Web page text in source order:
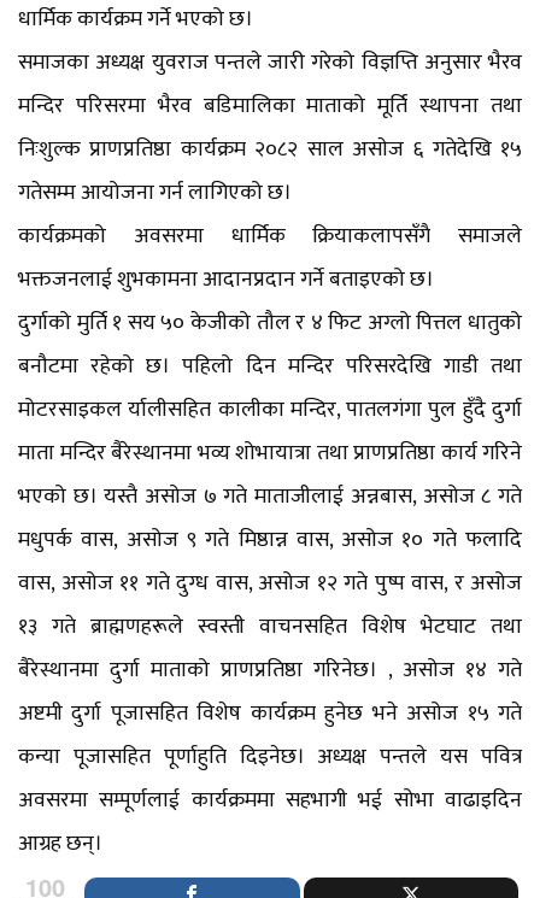
धार्मिक कार्यक्रम गर्ने भएको छ।
समाजका अध्यक्ष युवराज पन्तले जारी गरेको विज्ञप्ति अनुसार भैरव
मन्दिर परिसरमा भैरव बडिमालिका माताको मूर्ति स्थापना तथा
निःशुल्क प्राणप्रतिष्ठा कार्यक्रम २०८२ साल असाेज ६ गतेदेखि १५
गतेसम्म आयोजना गर्न लागिएको छ।
कार्यक्रमको अवसरमा धार्मिक क्रियाकलापसँगै समाजले
भक्तजनलाई शुभकामना आदानप्रदान गर्ने बताइएको छ।
दुर्गाको मुर्ति १ सय ५० केजीको तौल र ४ फिट अग्लो पित्तल धातुको
बनौटमा रहेको छ। पहिलो दिन मन्दिर परिसरदेखि गाडी तथा
मोटरसाइकल र्यालीसहित कालीका मन्दिर, पातलगंगा पुल हुँदै दुर्गा
माता मन्दिर बैरेस्थानमा भव्य शोभायात्रा तथा प्राणप्रतिष्ठा कार्य गरिने
भएको छ। यस्तै असोज ७ गते माताजीलाई अन्नबास, असोज ८ गते
मधुपर्क वास, असोज ९ गते मिष्ठान्न वास, असोज १० गते फलादि
वास, असोज ११ गते दुग्ध वास, असोज १२ गते पुष्प वास, र असोज
१३ गते ब्राह्मणहरूले स्वस्ती वाचनसहित विशेष भेटघाट तथा
बैरेस्थानमा दुर्गा माताको प्राणप्रतिष्ठा गरिनेछ। , असोज १४ गते
अष्टमी दुर्गा पूजासहित विशेष कार्यक्रम हुनेछ भने असोज १५ गते
कन्या पूजासहित पूर्णाहुति दिइनेछ। अध्यक्ष पन्तले यस पवित्र
अवसरमा सम्पूर्णलाई कार्यक्रममा सहभागी भई सोभा वाढाइदिन
आग्रह छन्।
100